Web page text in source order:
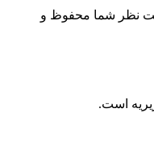
نظر شما محفوظ و
است.